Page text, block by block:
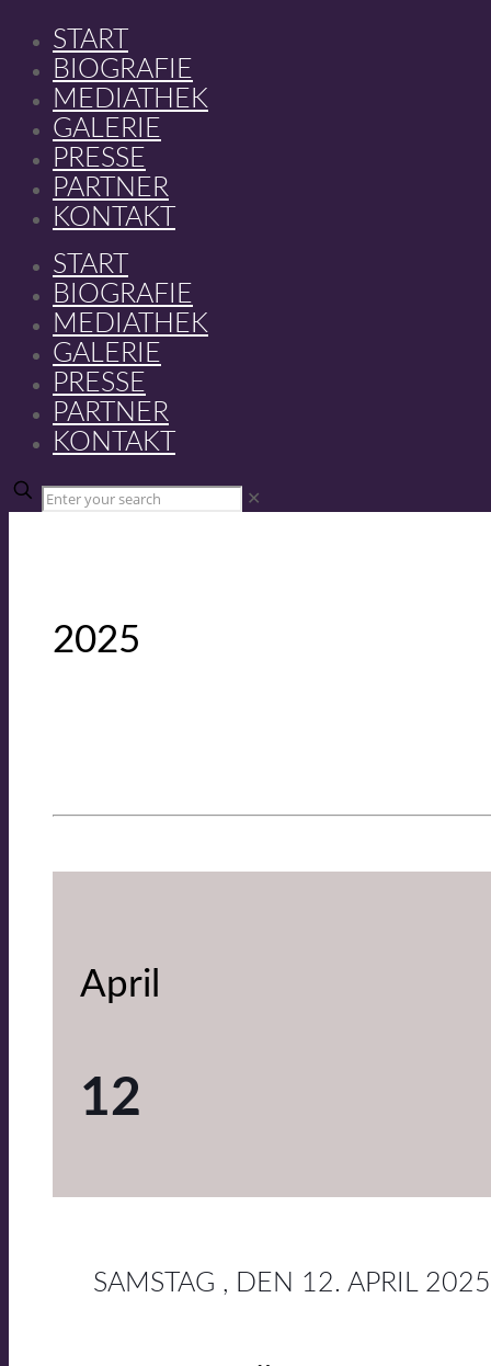
START
BIOGRAFIE
MEDIATHEK
GALERIE
PRESSE
PARTNER
KONTAKT
START
BIOGRAFIE
MEDIATHEK
GALERIE
PRESSE
PARTNER
KONTAKT
✕
2025
April
12
SAMSTAG , DEN 12. APRIL